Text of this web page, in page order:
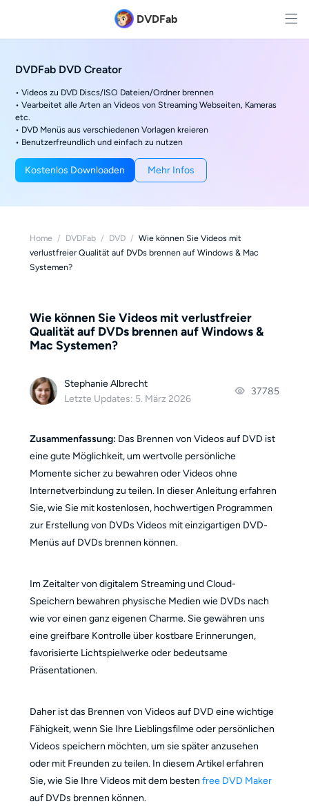
DVDFab
DVDFab DVD Creator
• Videos zu DVD Discs/ISO Dateien/Ordner brennen
• Vearbeitet alle Arten an Videos von Streaming Webseiten, Kameras
etc.
• DVD Menüs aus verschiedenen Vorlagen kreieren
• Benutzerfreundlich und einfach zu nutzen
Kostenlos Downloaden Mehr Infos
Home / DVDFab / DVD / Wie können Sie Videos mit
verlustfreier Qualität auf DVDs brennen auf Windows & Mac
Systemen?
Wie können Sie Videos mit verlustfreier
Qualität auf DVDs brennen auf Windows &
Mac Systemen?
Stephanie Albrecht
Letzte Updates: 5. März 2026
37785
Zusammenfassung: Das Brennen von Videos auf DVD ist
eine gute Möglichkeit, um wertvolle persönliche
Momente sicher zu bewahren oder Videos ohne
Internetverbindung zu teilen. In dieser Anleitung erfahren
Sie, wie Sie mit kostenlosen, hochwertigen Programmen
zur Erstellung von DVDs Videos mit einzigartigen DVD-
Menüs auf DVDs brennen können.
Im Zeitalter von digitalem Streaming und Cloud-
Speichern bewahren physische Medien wie DVDs nach
wie vor einen ganz eigenen Charme. Sie gewähren uns
eine greifbare Kontrolle über kostbare Erinnerungen,
favorisierte Lichtspielwerke oder bedeutsame
Präsentationen.
Daher ist das Brennen von Videos auf DVD eine wichtige
Fähigkeit, wenn Sie Ihre Lieblingsfilme oder persönlichen
Videos speichern möchten, um sie später anzusehen
oder mit Freunden zu teilen. In diesem Artikel erfahren
Sie, wie Sie Ihre Videos mit dem besten free DVD Maker
auf DVDs brennen können.